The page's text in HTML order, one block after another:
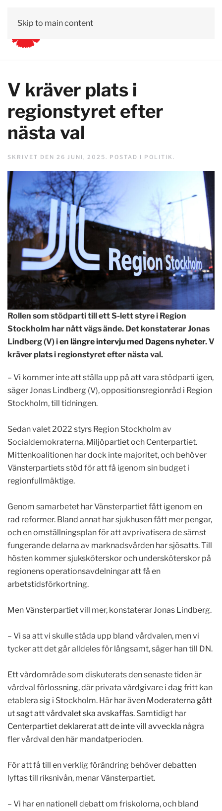
Skip to main content
V kräver plats i
regionstyret efter
nästa val
SKRIVET DEN 26 JUNI, 2025. POSTAD I POLITIK .
Rollen som stödparti till ett S-lett styre i Region
Stockholm har nått vägs ände. Det konstaterar Jonas
Lindberg (V) ien längre intervju med Dagens nyheter. V
kräver plats i regionstyret efter nästa val.
– Vi kommer inte att ställa upp på att vara stödparti igen,
säger Jonas Lindberg (V), oppositionsregionråd i Region
Stockholm, till tidningen.
Sedan valet 2022 styrs Region Stockholm av
Socialdemokraterna, Miljöpartiet och Centerpartiet.
Mittenkoalitionen har dock inte majoritet, och behöver
Vänsterpartiets stöd för att få igenom sin budget i
regionfullmäktige.
Genom samarbetet har Vänsterpartiet fått igenom en
rad reformer. Bland annat har sjukhusen fått mer pengar,
och en omställningsplan för att avprivatisera de sämst
fungerande delarna av marknadsvården har sjösatts. Till
hösten kommer sjuksköterskor och undersköterskor på
regionens operationsavdelningar att få en
arbetstidsförkortning.
Men Vänsterpartiet vill mer, konstaterar Jonas Lindberg.
– Vi sa att vi skulle städa upp bland vårdvalen, men vi
tycker att det går alldeles för långsamt, säger han till DN.
Ett vårdområde som diskuterats den senaste tiden är
vårdval förlossning, där privata vårdgivare i dag fritt kan
etablera sig i Stockholm. Här har även Moderaterna gått
ut sagt att vårdvalet ska avskaffas. Samtidigt har
Centerpartiet deklarerat att de inte vill avveckla några
fler vårdval den här mandatperioden.
För att få till en verklig förändring behöver debatten
lyftas till riksnivån, menar Vänsterpartiet.
– Vi har en nationell debatt om friskolorna, och bland